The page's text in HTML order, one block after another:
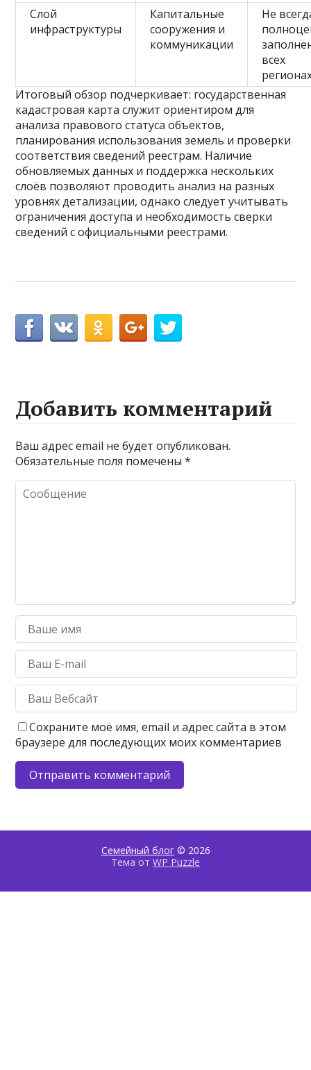
Слой
инфраструктуры
Капитальные
сооружения и
коммуникации
Не
всех
Итоговый обзор подчеркивает: государственная
кадастровая карта служит ориентиром для
анализа правового статуса объектов,
планирования использования земель и проверки
соответствия сведений реестрам. Наличие
обновляемых данных и поддержка нескольких
слоёв позволяют проводить анализ на разных
уровнях детализации, однако следует учитывать
ограничения доступа и необходимость сверки
сведений с официальными реестрами.
Добавить комментарий
Ваш адрес email не будет опубликован.
Обязательные поля помечены*
Сохраните моё имя, email и адрес сайта в этом
браузере для последующих моих комментариев
Семейный блог© 2026
Тема от WP Puzzle